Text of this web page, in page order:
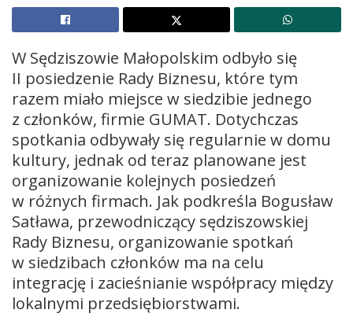
W Sędziszowie Małopolskim odbyło się
II posiedzenie Rady Biznesu, które tym
razem miało miejsce w siedzibie jednego
z członków, firmie GUMAT. Dotychczas
spotkania odbywały się regularnie w domu
kultury, jednak od teraz planowane jest
organizowanie kolejnych posiedzeń
w różnych firmach. Jak podkreśla Bogusław
Satława, przewodniczący sędziszowskiej
Rady Biznesu, organizowanie spotkań
w siedzibach członków ma na celu
integrację i zacieśnianie współpracy między
lokalnymi przedsiębiorstwami.